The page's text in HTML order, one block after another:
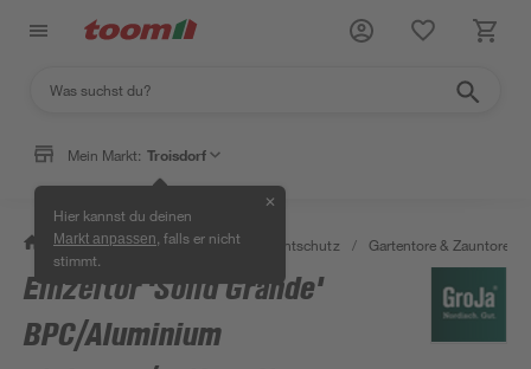
Mein Markt: Troisdorf
Hier kannst du deinen
Markt anpassen , falls er nicht
stimmt.
✕
/ Garten & Freizeit / Zäune & Sichtschutz / Gartentore & Zauntore
Einzeltor 'Solid Grande'
BPC/Aluminium